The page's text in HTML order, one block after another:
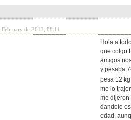
de 2013, 08:11
Hola a
que colgo
amigos
y pesaba
pesa 12
me lo
me dijeron
dandole
edad,